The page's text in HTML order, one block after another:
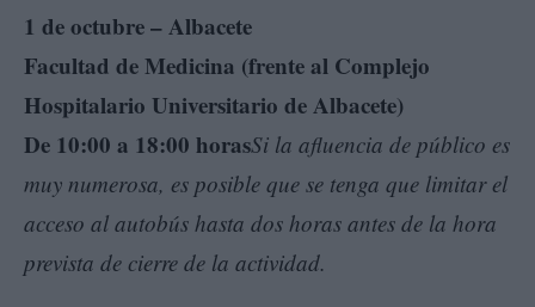
1 de octubre – Albacete
Facultad de Medicina (frente al Complejo
Hospitalario Universitario de Albacete)
De 10:00 a 18:00 horasSi la afluencia de público es
muy numerosa, es posible que se tenga que limitar el
acceso al autobús hasta dos horas antes de la hora
prevista de cierre de la actividad.